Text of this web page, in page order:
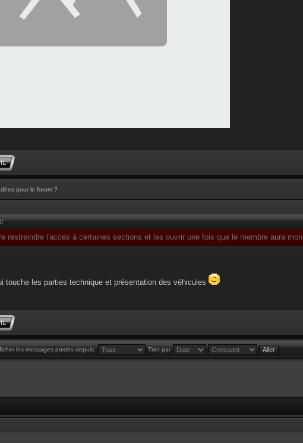
pour le forum ?
restreindre l'accès à certaines sections et les ouvrir une fois que le membre aura
touche les parties technique et présentation des véhicules
les messages postés depuis: Trier par